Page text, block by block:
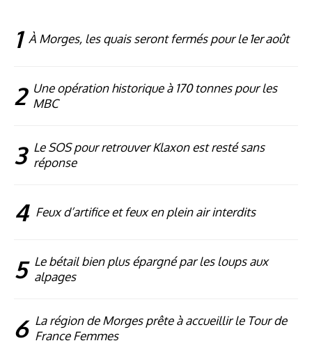
1 À Morges, les quais seront fermés pour le 1er août
2 Une opération historique à 170 tonnes pour les
MBC
3 Le SOS pour retrouver Klaxon est resté sans
réponse
4 Feux d’artifice et feux en plein air interdits
5 Le bétail bien plus épargné par les loups aux
alpages
6 La région de Morges prête à accueillir le Tour de
France Femmes